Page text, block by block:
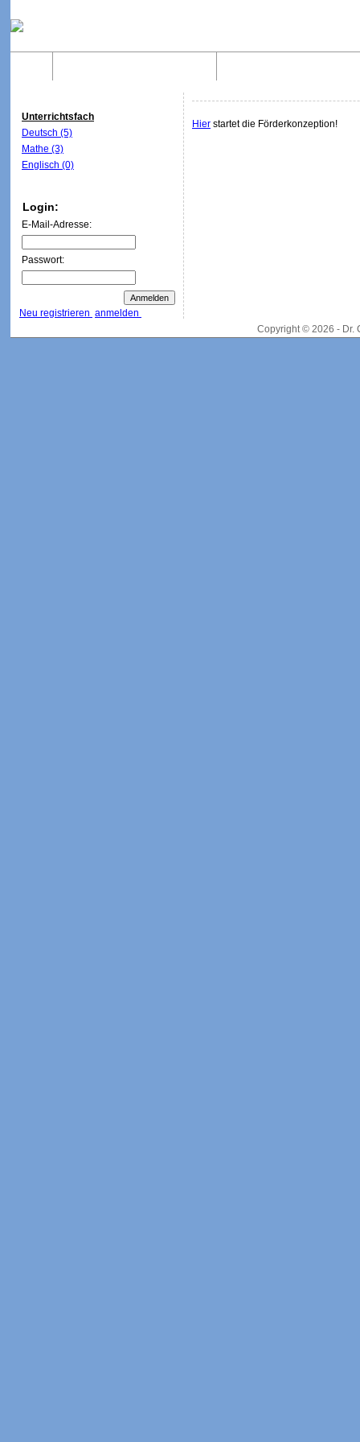
Unterrichtsfach
Deutsch (5)
Mathe (3)
Englisch (0)
Login:
E-Mail-Adresse:
Passwort:
Neu registrieren anmelden
Hier startet die Förderkonzeption!
Copyright © 2026 - Dr.